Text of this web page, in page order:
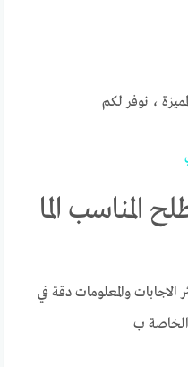
، نوفر لكم
المناسب الما
والمعلومات دقة في
الخاصة ب